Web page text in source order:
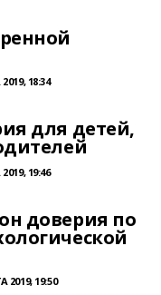
18:34
для детей,
19:46
доверия по
2019, 19:50